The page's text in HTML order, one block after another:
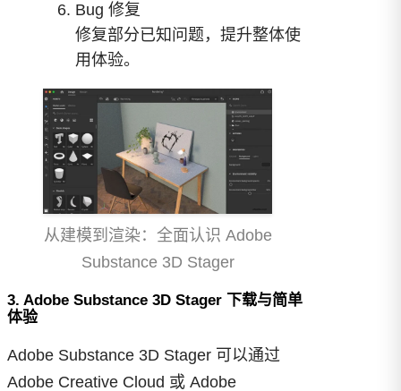
Bug 修复
修复部分已知问题，提升整体使
用体验。
从建模到渲染：全面认识 Adobe
Substance 3D Stager
3. Adobe Substance 3D Stager 下载与简单
体验
Adobe Substance 3D Stager 可以通过
Adobe Creative Cloud 或 Adobe